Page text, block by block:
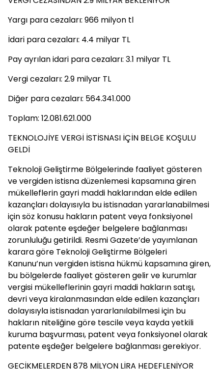
Yargı para cezaları: 966 milyon tl
İdari para cezaları: 4.4 milyar TL
Pay ayrılan idari para cezaları: 3.1 milyar TL
Vergi cezaları: 2.9 milyar TL
Diğer para cezaları: 564.341.000
Toplam: 12.081.621.000
TEKNOLOJİYE VERGİ İSTİSNASI İÇİN BELGE KOŞULU
GELDİ
Teknoloji Geliştirme Bölgelerinde faaliyet gösteren
ve vergiden istisna düzenlemesi kapsamına giren
mükelleflerin gayri maddi haklarından elde edilen
kazançları dolayısıyla bu istisnadan yararlanabilmesi
için söz konusu hakların patent veya fonksiyonel
olarak patente eşdeğer belgelere bağlanması
zorunluluğu getirildi. Resmi Gazete’de yayımlanan
karara göre Teknoloji Geliştirme Bölgeleri
Kanunu’nun vergiden istisna hükmü kapsamına giren,
bu bölgelerde faaliyet gösteren gelir ve kurumlar
vergisi mükelleflerinin gayri maddi hakların satışı,
devri veya kiralanmasından elde edilen kazançları
dolayısıyla istisnadan yararlanılabilmesi için bu
hakların niteliğine göre tescile veya kayda yetkili
kuruma başvurması, patent veya fonksiyonel olarak
patente eşdeğer belgelere bağlanması gerekiyor.
GECİKMELERDEN 878 MİLYON LİRA HEDEFLENİYOR